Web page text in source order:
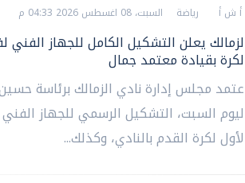
أ ش أ رياضة السبت، 08 اغسطس 2026 04:33 م
يعلن التشكيل الكامل للجهاز الفني
بقيادة معتمد جمال
مجلس إدارة نادي الزمالك برئاسة
السبت، التشكيل الرسمي للجهاز
لكرة القدم بالنادي، وكذلك...